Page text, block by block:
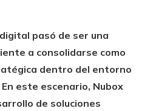
pasó de ser una
a consolidarse como
dentro del entorno
este escenario, Nubox
de soluciones